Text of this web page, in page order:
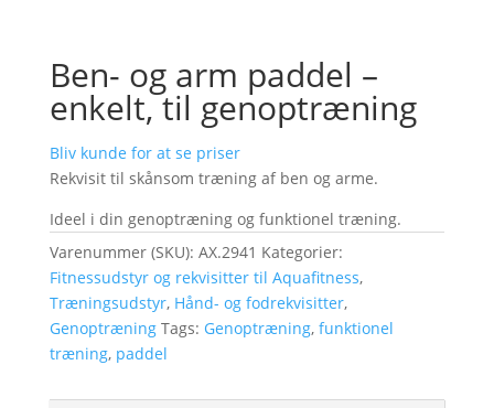
Ben- og arm paddel –
enkelt, til genoptræning
Bliv kunde for at se priser
Rekvisit til skånsom træning af ben og arme.
Ideel i din genoptræning og funktionel træning.
Varenummer (SKU): AX.2941 Kategorier:
Fitnessudstyr og rekvisitter til Aquafitness,
Træningsudstyr, Hånd- og fodrekvisitter,
Genoptræning Tags: Genoptræning, funktionel
træning, paddel